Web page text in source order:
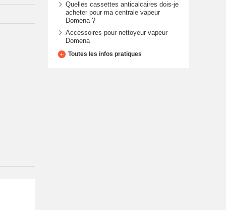
Quelles cassettes anticalcaires dois-je
acheter pour ma centrale vapeur
Domena ?
Accessoires pour nettoyeur vapeur
Domena
Toutes les infos pratiques